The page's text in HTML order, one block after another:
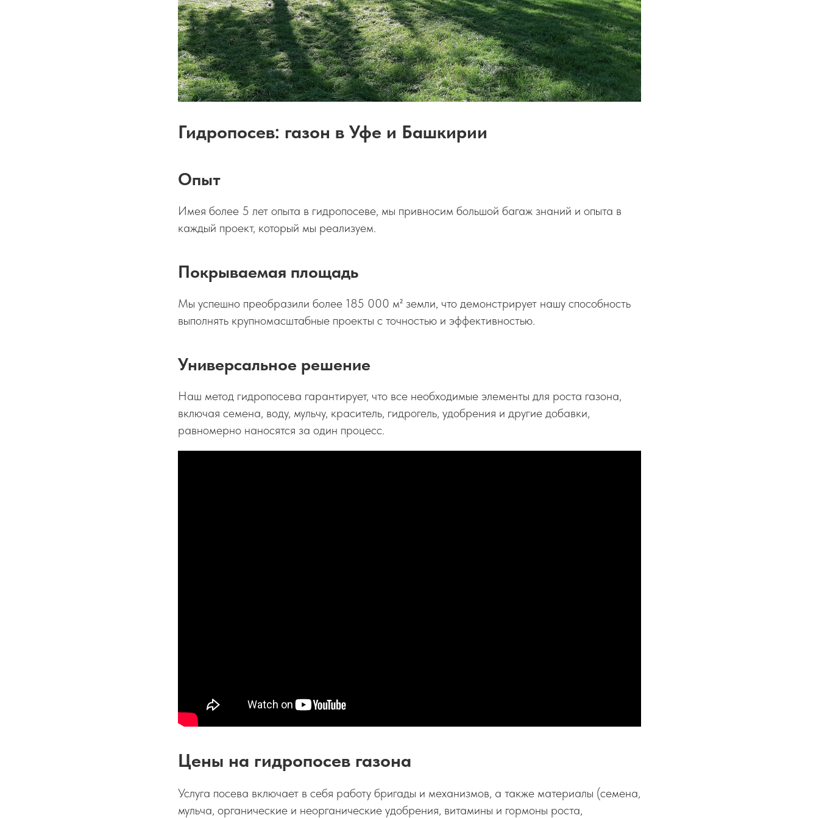
Гидропосев: газон в Уфе и Башкирии
Опыт
Имея более 5 лет опыта в гидропосеве, мы привносим большой багаж знаний и опыта в
каждый проект, который мы реализуем.
Покрываемая площадь
Мы успешно преобразили более 185 000 м² земли, что демонстрирует нашу способность
выполнять крупномасштабные проекты с точностью и эффективностью.
Универсальное решение
Наш метод гидропосева гарантирует, что все необходимые элементы для роста газона,
включая семена, воду, мульчу, краситель, гидрогель, удобрения и другие добавки,
равномерно наносятся за один процесс.
Цены на гидропосев газона
Услуга посева включает в себя работу бригады и механизмов, а также материалы (семена,
мульча, органические и неорганические удобрения, витамины и гормоны роста,